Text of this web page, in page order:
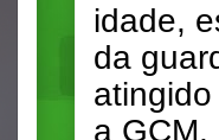
idade,
da
a